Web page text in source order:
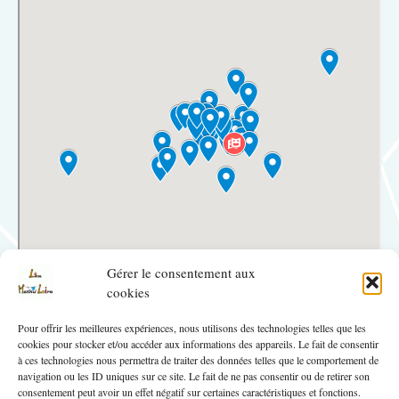
Gérer le consentement aux
cookies
Pour offrir les meilleures expériences, nous utilisons des technologies telles que les
cookies pour stocker et/ou accéder aux informations des appareils. Le fait de consentir
à ces technologies nous permettra de traiter des données telles que le comportement de
navigation ou les ID uniques sur ce site. Le fait de ne pas consentir ou de retirer son
consentement peut avoir un effet négatif sur certaines caractéristiques et fonctions.
Carte des provenances de nos spectateurs en 2024.